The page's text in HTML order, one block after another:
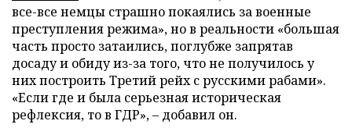
все-все немцы страшно покаялись за военные
преступления режима», но в реальности «большая
часть просто затаились, поглубже запрятав
досаду и обиду из-за того, что не получилось у
них построить Третий рейх с русскими рабами».
«Если где и была серьезная историческая
рефлексия, то в ГДР», – добавил он.